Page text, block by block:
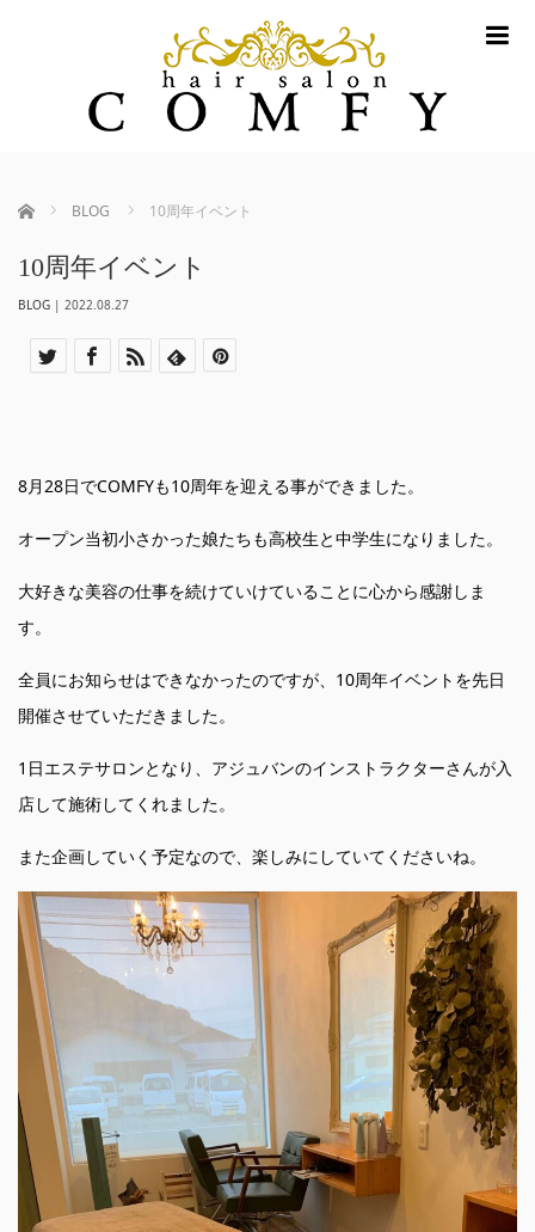
ホーム BLOG 10周年イベント
10周年イベント
BLOG | 2022.08.27
8月28日でCOMFYも10周年を迎える事ができました。
オープン当初小さかった娘たちも高校生と中学生になりました。
大好きな美容の仕事を続けていけていることに心から感謝しま
す。
全員にお知らせはできなかったのですが、10周年イベントを先日
開催させていただきました。
1日エステサロンとなり、アジュバンのインストラクターさんが入
店して施術してくれました。
また企画していく予定なので、楽しみにしていてくださいね。